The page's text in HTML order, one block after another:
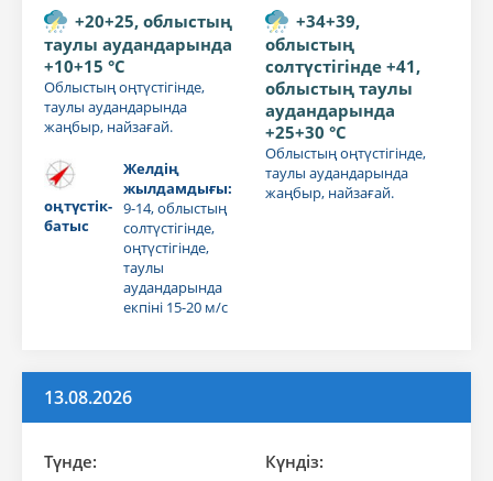
+20+25, облыстың
таулы аудандарында
+10+15 °C
Облыстың оңтүстігінде,
таулы аудандарында
жаңбыр, найзағай.
оңтүстік-
батыс
Желдің
жылдамдығы:
9-14, облыстың
солтүстігінде,
оңтүстігінде,
таулы
аудандарында
екпіні 15-20 м/с
+34+39,
облыстың
солтүстігінде +41,
облыстың таулы
аудандарында
+25+30 °C
Облыстың оңтүстігінде,
таулы аудандарында
жаңбыр, найзағай.
13.08.2026
Түнде:
Күндiз: